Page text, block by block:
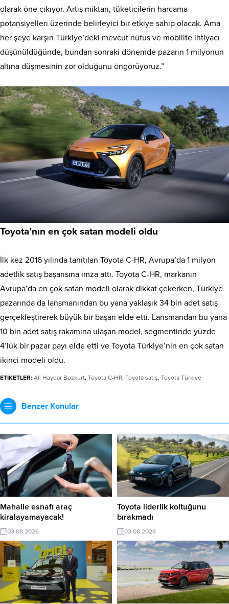
olarak öne çıkıyor. Artış miktarı, tüketicilerin harcama
potansiyelleri üzerinde belirleyici bir etkiye sahip olacak. Ama
her şeye karşın Türkiye’deki mevcut nüfus ve mobilite ihtiyacı
düşünüldüğünde, bundan sonraki dönemde pazarın 1 milyonun
altına düşmesinin zor olduğunu öngörüyoruz.”
Toyota’nın en çok satan modeli oldu
İlk kez 2016 yılında tanıtılan Toyota C-HR, Avrupa’da 1 milyon
adetlik satış başarısına imza attı. Toyota C-HR, markanın
Avrupa’da en çok satan modeli olarak dikkat çekerken, Türkiye
pazarında da lansmanından bu yana yaklaşık 34 bin adet satış
gerçekleştirerek büyük bir başarı elde etti. Lansmandan bu yana
10 bin adet satış rakamına ulaşan model, segmentinde yüzde
4’lük bir pazar payı elde etti ve Toyota Türkiye’nin en çok satan
ikinci modeli oldu.
ETİKETLER: Ali Haydar Bozkurt, Toyota C-HR, Toyota satış, Toyota Türkiye
Benzer Konular
Mahalle esnafı araç
kiralayamayacak!
03.08.2026
Toyota liderlik koltuğunu
bırakmadı
03.08.2026